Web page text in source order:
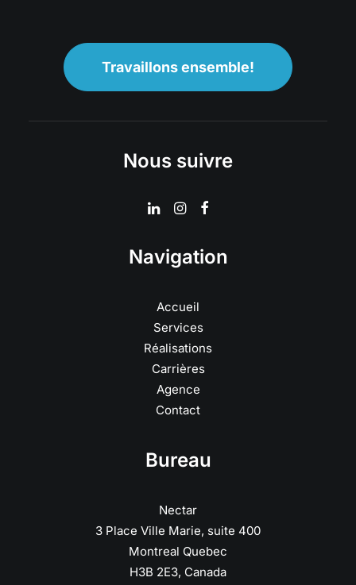
Travaillons ensemble!
Nous suivre
Navigation
Accueil
Services
Réalisations
Carrières
Agence
Contact
Bureau
Nectar
3 Place Ville Marie, suite 400
Montreal Quebec
H3B 2E3, Canada